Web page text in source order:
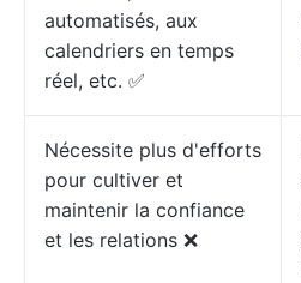
automatisés, aux
calendriers en temps
réel, etc. ✅
Nécessite plus d'efforts
pour cultiver et
maintenir la confiance
et les relations ❌